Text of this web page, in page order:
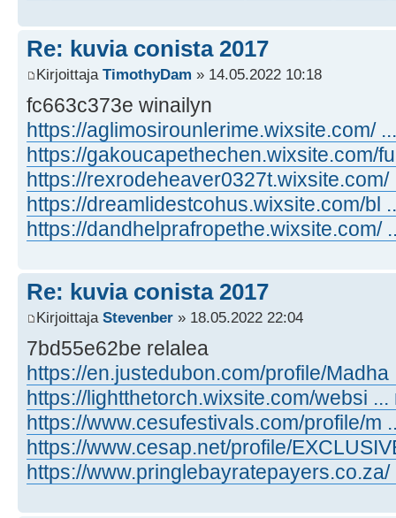
Re: kuvia conista 2017
Kirjoittaja TimothyDam » 14.05.2022 10:18
fc663c373e winailyn
https://aglimosirounlerime.wixsite.com/
https://gakoucapethechen.wixsite.com/
https://rexrodeheaver0327t.wixsite.com/
https://dreamlidestcohus.wixsite.com/bl
https://dandhelprafropethe.wixsite.com/
Re: kuvia conista 2017
Kirjoittaja Stevenber » 18.05.2022 22:04
7bd55e62be relalea
https://en.justedubon.com/profile/Madha
https://lightthetorch.wixsite.com/websi ...
https://www.cesufestivals.com/profile/m
https://www.cesap.net/profile/
https://www.pringlebayratepayers.co.za/